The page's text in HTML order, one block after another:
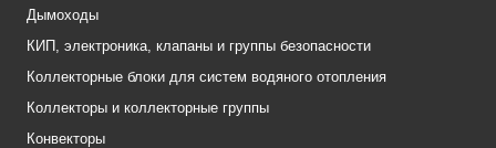
Дымоходы
КИП, электроника, клапаны и группы безопасности
Коллекторные блоки для систем водяного отопления
Коллекторы и коллекторные группы
Конвекторы